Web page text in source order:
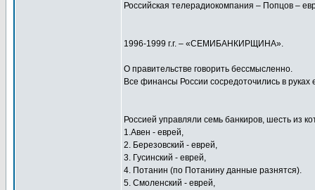
Российская телерадиокомпания – Попцов –
1996-1999 г.г. – «СЕМИБАНКИРЩИНА».
О правительстве говорить бессмысленно.
Все финансы России сосредоточились в руках
Россией управляли семь банкиров, шесть из
1.Авен - еврей,
2. Березовский - еврей,
3. Гусинский - еврей,
4. Потанин (по Потанину данные разнятся).
5. Смоленский - еврей,